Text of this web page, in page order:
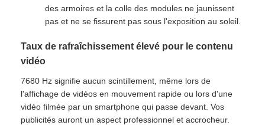
des armoires et la colle des modules ne jaunissent
pas et ne se fissurent pas sous l'exposition au soleil.
Taux de rafraîchissement élevé pour le contenu
vidéo
7680 Hz signifie aucun scintillement, même lors de
l'affichage de vidéos en mouvement rapide ou lors d'une
vidéo filmée par un smartphone qui passe devant. Vos
publicités auront un aspect professionnel et accrocheur.